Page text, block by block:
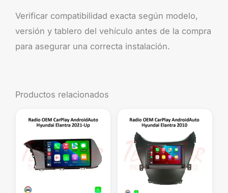
Verificar compatibilidad exacta según modelo,
versión y tablero del vehículo antes de la compra
para asegurar una correcta instalación.
Productos relacionados